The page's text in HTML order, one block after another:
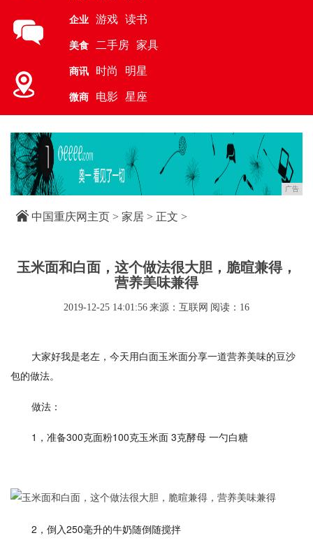
企业 游戏 读书
美食 二手房 家具
商讯 时尚 明星
微商 电影 星座
广告
中国重庆网主页 > 家居 > 正文 >
玉米面和白面，这个做法很大胆，脆暄兼得，
营养美味兼得
2019-12-25 14:01:56 来源：互联网 阅读：16
大家好我是老左，今天用白面玉米面分享一道营养美味的豆沙
包的做法。
做法：
1，准备300克面粉100克玉米面 3克酵母 一勺白糖
2，倒入250毫升的牛奶随倒随搅拌